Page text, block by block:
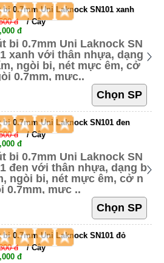
bi 0.7mm Uni Laknock SN101 xanh
đ
/ Cây
đ
bi 0.7mm Uni Laknock SN
xanh với thân nhựa, dạng
ngòi bi, nét mực êm, cở
0.7mm, mực..
bi 0.7mm Uni Laknock SN101 đen
đ
/ Cây
đ
bi 0.7mm Uni Laknock SN
đen với thân nhựa, dạng b
ngòi bi, nét mực êm, cở n
0.7mm, mực ..
bi 0.7mm Uni Laknock SN101 đỏ
đ
/ Cây
đ